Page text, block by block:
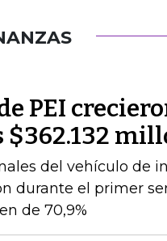
PEI
$362.132
del vehículo de
durante el primer
de 70,9%